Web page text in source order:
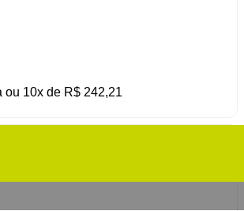
ou 10x de R$ 242,21